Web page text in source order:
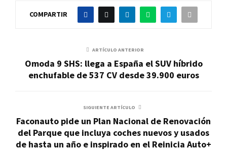
COMPARTIR
ARTÍCULO ANTERIOR
Omoda 9 SHS: llega a España el SUV híbrido
enchufable de 537 CV desde 39.900 euros
SIGUIENTE ARTÍCULO
Faconauto pide un Plan Nacional de Renovación
del Parque que incluya coches nuevos y usados
de hasta un año e inspirado en el Reinicia Auto+